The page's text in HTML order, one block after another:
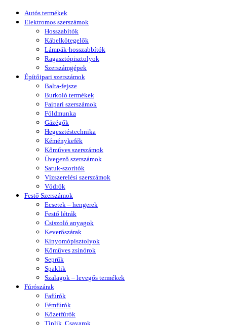
Autós termékek
Elektromos szerszámok
Hosszabítók
Kábelkötegelők
Lámpák-hosszabbítók
Ragasztópisztolyok
Szerszámgépek
Építőipari szerszámok
Balta-fejsze
Burkoló termékek
Faipari szerszámok
Földmunka
Gázégők
Hegesztéstechnika
Kéménykefék
Kőműves szerszámok
Üvegező szerszámok
Satuk-szorítók
Vízszerelési szerszámok
Vödrök
Festő Szerszámok
Ecsetek – hengerek
Festő létrák
Csiszoló anyagok
Keverőszárak
Kinyomópisztolyok
Kőműves zsinórok
Seprűk
Spaklik
Szalagok – levegős termékek
Fúrószárak
Fafúrók
Fémfúrók
Kőzetfúrók
Tiplik, Csavarok